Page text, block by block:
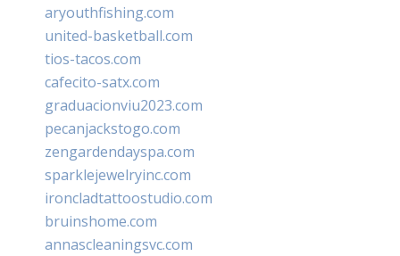
aryouthfishing.com
united-basketball.com
tios-tacos.com
cafecito-satx.com
graduacionviu2023.com
pecanjackstogo.com
zengardendayspa.com
sparklejewelryinc.com
ironcladtattoostudio.com
bruinshome.com
annascleaningsvc.com